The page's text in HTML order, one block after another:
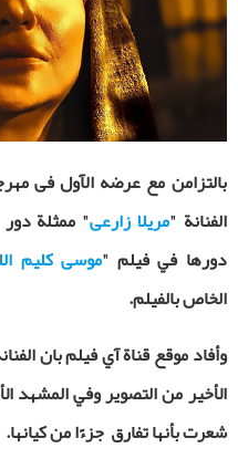
الفنانة "مریلا زارعی" ممثلة
دورها في فيلم "موسی کلیم‏‌
الخاص بالفيلم.
وأفاد موقع قناة آي فيلم بان
الأخير من التصوير وفي المشهد
شعرت بأنها تفارق جزءًا من كيانها.